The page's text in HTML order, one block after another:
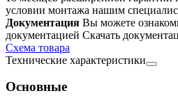
условии монтажа нашим
Документация Вы можете
документацией Скачать
Cхема товара
Технические характеристики
Основные